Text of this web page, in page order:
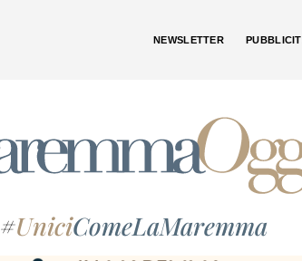
NEWSLETTER
#UniciComeLaMaremma